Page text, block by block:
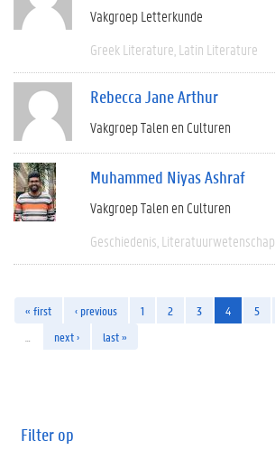
Vakgroep Letterkunde
Greek Literature Latin Literature
Rebecca Jane Arthur
Vakgroep Talen en Culturen
Muhammed Niyas Ashraf
Vakgroep Talen en Culturen
Geschiedenis Literatuurwetenschap
« first ‹ previous 1 2 3 4 5
next › last »
Filter op